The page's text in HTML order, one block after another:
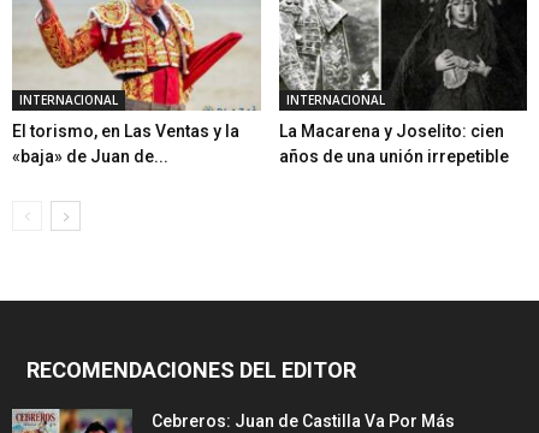
INTERNACIONAL
El torismo, en Las Ventas y la
«baja» de Juan de...
INTERNACIONAL
La Macarena y Joselito: cien
años de una unión irrepetible
RECOMENDACIONES DEL EDITOR
Cebreros: Juan de Castilla Va Por Más